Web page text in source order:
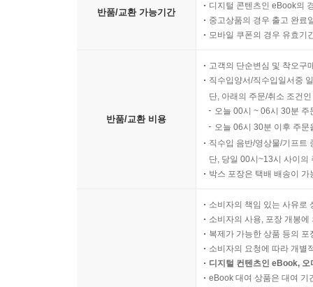
반품/교환 가능기간
디지털 콘텐츠인 eBook의
중고상품의 경우 출고 완료
모바일 쿠폰의 경우 유효기
반품/교환 비용
고객의 단순변심 및 착오구
직수입양서/직수입일서중
단, 아래의 주문/취소 조건
오늘 00시 ~ 06시 30분
오늘 06시 30분 이후 주
직수입 음반/영상물/기프트
단, 당일 00시~13시 사이의
박스 포장은 택배 배송이
소비자의 책임 있는 사유로
소비자의 사용, 포장 개봉
복제가 가능한 상품 등의
소비자의 요청에 따라 개별
디지털 컨텐츠인 eBook,
eBook 대여 상품은 대여 기